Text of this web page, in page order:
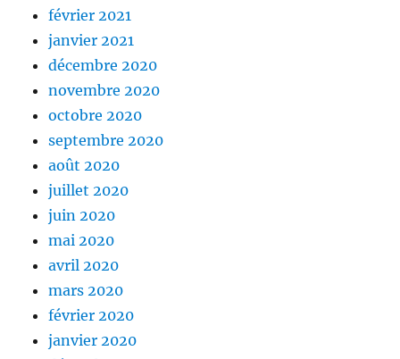
février 2021
janvier 2021
décembre 2020
novembre 2020
octobre 2020
septembre 2020
août 2020
juillet 2020
juin 2020
mai 2020
avril 2020
mars 2020
février 2020
janvier 2020